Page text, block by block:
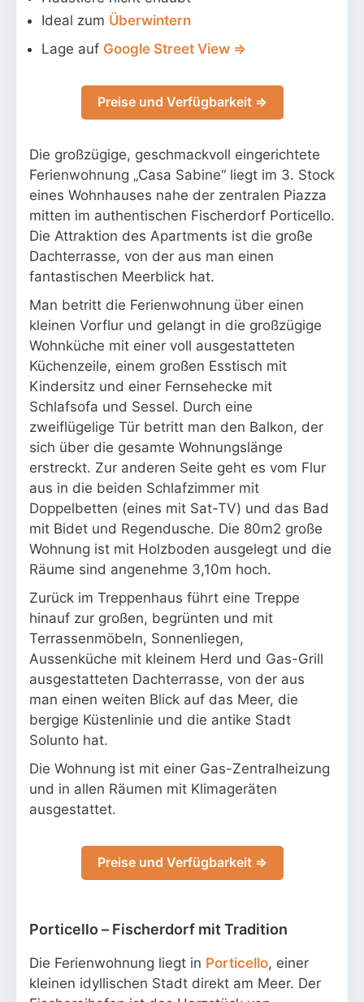
Ideal zum Überwintern
Lage auf Google Street View ⇒
Preise und Verfügbarkeit ⇒
Die großzügige, geschmackvoll eingerichtete
Ferienwohnung „Casa Sabine“ liegt im 3. Stock
eines Wohnhauses nahe der zentralen Piazza
mitten im authentischen Fischerdorf Porticello.
Die Attraktion des Apartments ist die große
Dachterrasse, von der aus man einen
fantastischen Meerblick hat.
Man betritt die Ferienwohnung über einen
kleinen Vorflur und gelangt in die großzügige
Wohnküche mit einer voll ausgestatteten
Küchenzeile, einem großen Esstisch mit
Kindersitz und einer Fernsehecke mit
Schlafsofa und Sessel. Durch eine
zweiflügelige Tür betritt man den Balkon, der
sich über die gesamte Wohnungslänge
erstreckt. Zur anderen Seite geht es vom Flur
aus in die beiden Schlafzimmer mit
Doppelbetten (eines mit Sat-TV) und das Bad
mit Bidet und Regendusche. Die 80m2 große
Wohnung ist mit Holzboden ausgelegt und die
Räume sind angenehme 3,10m hoch.
Zurück im Treppenhaus führt eine Treppe
hinauf zur großen, begrünten und mit
Terrassenmöbeln, Sonnenliegen,
Aussenküche mit kleinem Herd und Gas-Grill
ausgestatteten Dachterrasse, von der aus
man einen weiten Blick auf das Meer, die
bergige Küstenlinie und die antike Stadt
Solunto hat.
Die Wohnung ist mit einer Gas-Zentralheizung
und in allen Räumen mit Klimageräten
ausgestattet.
Preise und Verfügbarkeit ⇒
Porticello – Fischerdorf mit Tradition
Die Ferienwohnung liegt in Porticello, einer
kleinen idyllischen Stadt direkt am Meer. Der